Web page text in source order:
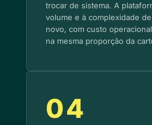
trocar de sistema. A
volume e à complexidade
novo, com custo
na mesma proporção da
04